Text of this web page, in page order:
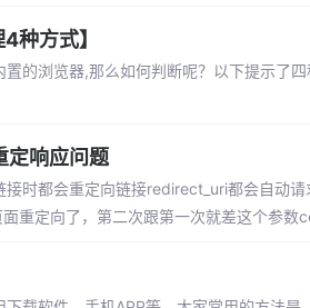
种方式】
的浏览器,那么如何判断呢？以下提示了
定响应问题
时都会重定向链接redirect_uri都会自动
重定向了，第二次跟第一次就差这个参数